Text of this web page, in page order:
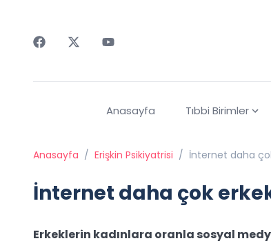
Anasayfa Tıbbi Birimler
Anasayfa / Erişkin Psikiyatrisi / İnternet daha
İnternet daha çok
Erkeklerin kadınlara oranla sosyal